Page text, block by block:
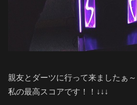
親友とダーツに行って来ましたぁ～
私の最高スコアです！！↓↓↓